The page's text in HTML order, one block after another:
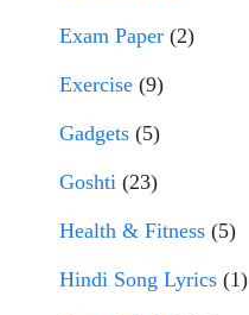
Exam Paper (2)
Exercise (9)
Gadgets (5)
Goshti (23)
Health & Fitness (5)
Hindi Song Lyrics (1)